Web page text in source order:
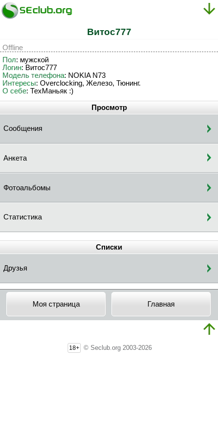
Bитoc777
Offline
Пол: мужской
Логин: Bитoc777
Модель телефона: NOKIA N73
Интересы: Overclocking, Железо, Тюнинг.
О себе: ТехМаньяк :)
Просмотр
Сообщения
Анкета
Фотоальбомы
Статистика
Списки
Друзья
Моя страница Главная
18+ © Seclub.org 2003-2026